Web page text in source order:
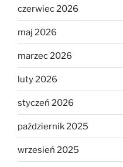
czerwiec 2026
maj 2026
marzec 2026
luty 2026
styczeń 2026
październik 2025
wrzesień 2025